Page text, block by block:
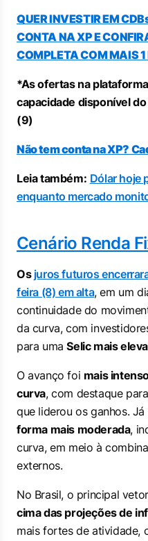
QUER INVESTIR EM
CONTA NA XP E
COMPLETA COM MAIS
*As ofertas na
capacidade disponível
(9)
Não tem conta na XP?
Leia também: Dólar hoje
enquanto mercado
Cenário Renda
Os juros futuros
feira (8) em alta, em um
continuidade do
da curva, com
para umaSelic mais
O avanço foi mais
curva, com destaque
que liderou os ganhos. Já
forma mais moderada,
curva, em meio à
externos.
No Brasil, o principal
cima das projeções de
mais fortes de atividade,